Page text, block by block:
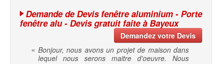
Demande de Devis fenêtre aluminium - Porte
fenêtre alu - Devis gratuit faite à Bayeux
Demandez votre Devis
« Bonjour, nous avons un projet de maison dans
lequel nous serons maitre d'oeuvre. Nous